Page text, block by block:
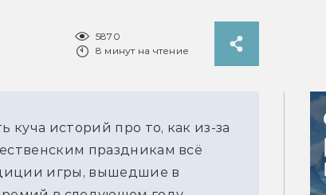
5870
8 минут на чтение
куча историй про то, как из-за
праздникам всё
игры, вышедшие в